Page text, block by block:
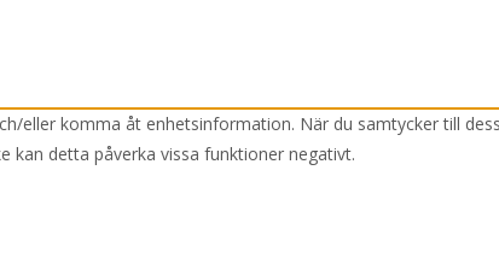
eller komma åt enhetsinformation. När du samtycker till
kan detta påverka vissa funktioner negativt.